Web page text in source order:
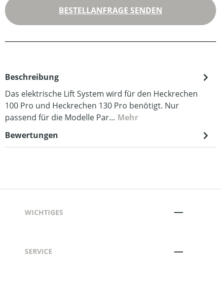
BESTELLANFRAGE SENDEN
Beschreibung
Das elektrische Lift System wird für den Heckrechen
100 Pro und Heckrechen 130 Pro benötigt. Nur
passend für die Modelle Par… Mehr
Bewertungen
WICHTIGES
SERVICE